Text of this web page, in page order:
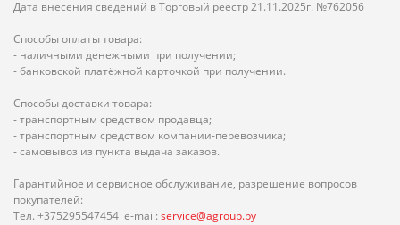
Дата внесения сведений в Торговый реестр 21.11.2025г. №762056
Способы оплаты товара:
- наличными денежными при получении;
- банковской платёжной карточкой при получении.
Способы доставки товара:
- транспортным средством продавца;
- транспортным средством компании-перевозчика;
- самовывоз из пункта выдача заказов.
Гарантийное и сервисное обслуживание, разрешение вопросов
покупателей:
Тел. +375295547454 e-mail: service@agroup.by